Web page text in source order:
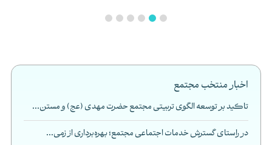
اخبار منتخب مجتمع
تاکید بر توسعه الگوی تربیتی مجتمع حضرت مهدی (عج) و مستن...
در راستای گسترش خدمات اجتماعی مجتمع؛ بهره‌برداری از زمی...